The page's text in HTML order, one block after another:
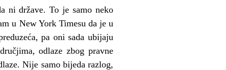
ni države. To je samo neko
u New York Timesu da je u
pa oni sada ubijaju
odlaze zbog pravne
Nije samo bijeda razlog,